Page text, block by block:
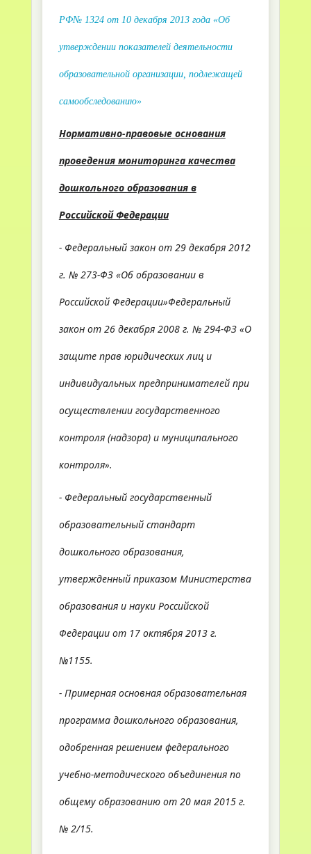
РФ№ 1324 от 10 декабря 2013 года «Об
утверждении показателей деятельности
образовательной организации, подлежащей
самообследованию»
Нормативно-правовые основания
проведения мониторинга качества
дошкольного образования в
Российской Федерации
- Федеральный закон от 29 декабря 2012
г. № 273-ФЗ «Об образовании в
Российской Федерации»Федеральный
закон от 26 декабря 2008 г. № 294-ФЗ «О
защите прав юридических лиц и
индивидуальных предпринимателей при
осуществлении государственного
контроля (надзора) и муниципального
контроля».
- Федеральный государственный
образовательный стандарт
дошкольного образования,
утвержденный приказом Министерства
образования и науки Российской
Федерации от 17 октября 2013 г.
№1155.
- Примерная основная образовательная
программа дошкольного образования,
одобренная решением федерального
учебно-методического объединения по
общему образованию от 20 мая 2015 г.
№ 2/15.